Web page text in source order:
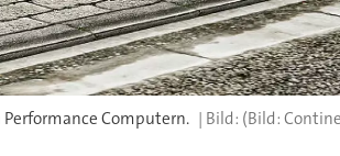
Computern. (Bild: